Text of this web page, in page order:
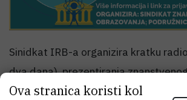
Sinidkat IRB-a organizira kratku
dva dana) prezentiranja
namijenjenu (post)doktorandima/
Ova stranica koristi kolačiće.